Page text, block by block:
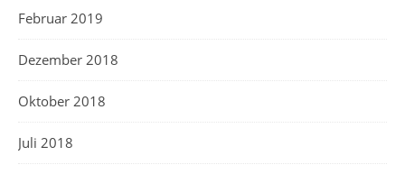
Februar 2019
Dezember 2018
Oktober 2018
Juli 2018